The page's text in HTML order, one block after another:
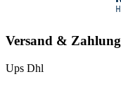
Versand & Zahlung
Ups Dhl